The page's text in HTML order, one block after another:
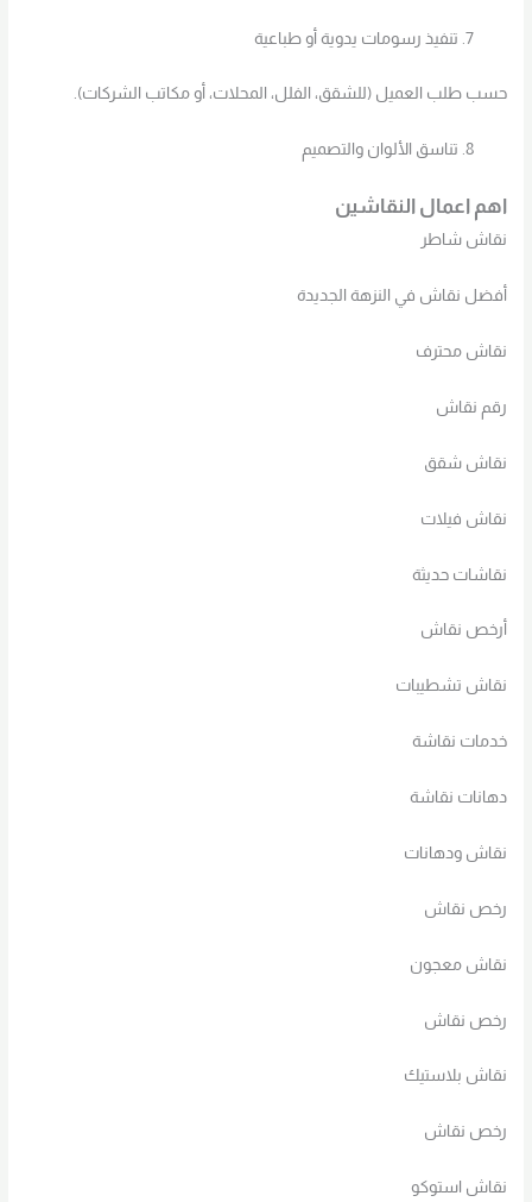
تنفيذ رسومات يدوية أو طباعية
حسب طلب العميل (للشقق، الفلل، المحلات، أو مكاتب الشركات).
تناسق الألوان والتصميم
اهم اعمال النقاشين
نقاش شاطر
أفضل نقاش في النزهة الجديدة
نقاش محترف
رقم نقاش
نقاش شقق
نقاش فيلات
نقاشات حديثة
أرخص نقاش
نقاش تشطيبات
خدمات نقاشة
دهانات نقاشة
نقاش ودهانات
رخص نقاش
نقاش معجون
رخص نقاش
نقاش بلاستيك
رخص نقاش
نقاش استوكو